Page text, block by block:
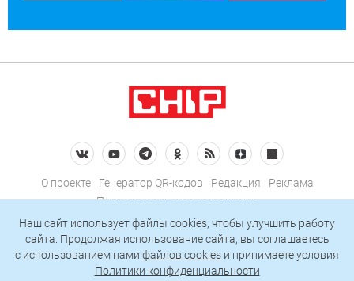
О проекте Генератор QR-кодов Редакция
Реклама
Пользовательское соглашение
Политика конфиденциальности
Подписаться на рассылку
Наш сайт использует файлы cookies, чтобы улучшить работу
сайта. Продолжая использование сайта, вы соглашаетесь
c использованием нами файлов cookies и принимаете условия
Политики конфиденциальности